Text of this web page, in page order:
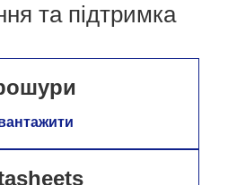
та підтримка